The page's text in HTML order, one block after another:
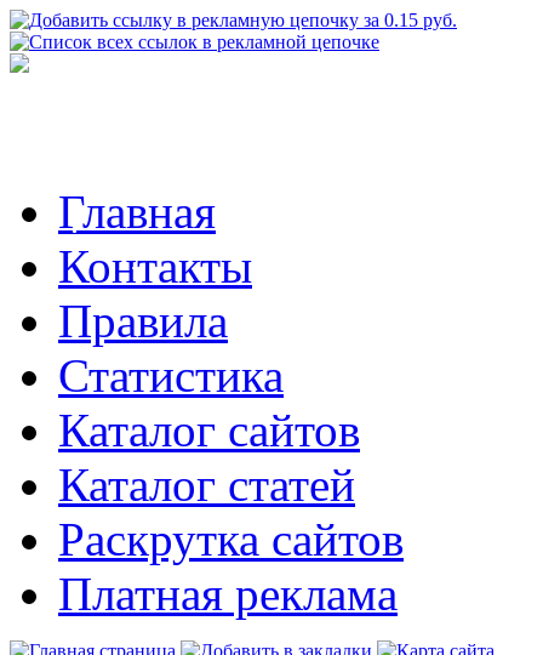
Главная
Контакты
Правила
Статистика
Каталог сайтов
Каталог статей
Раскрутка сайтов
Платная реклама